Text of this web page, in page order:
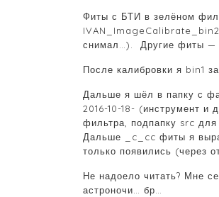
Фиты с БТИ в зелёном
снимал…). Другие фиты —
После калибровки я bin1
Дальше я шёл в папку с
2016-10-18- (инструмент
фильтра, подпапку src
Дальше _c_cc фиты я
только появились (через
Не надоело читать? Мне
астроночи… бр…